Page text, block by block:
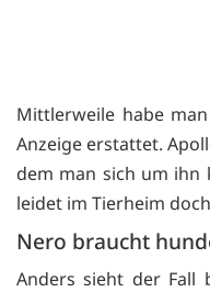
Mittlerweile habe
Anzeige erstattet.
dem man sich um ihn
leidet im Tierheim
Nero braucht
Anders sieht der Fall